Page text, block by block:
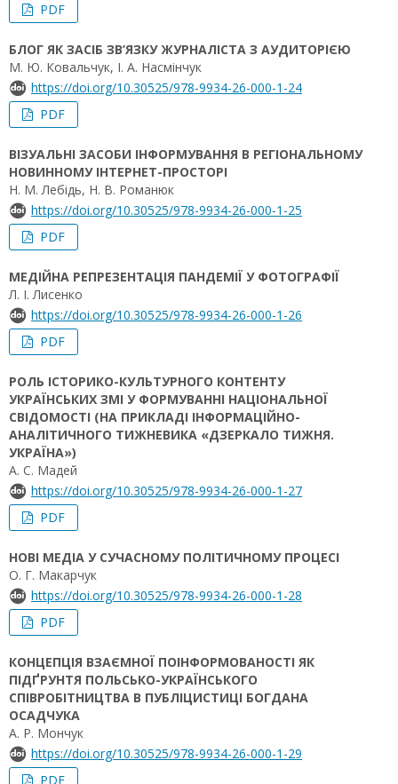
PDF
БЛОГ ЯК ЗАСІБ ЗВ’ЯЗКУ ЖУРНАЛІСТА З АУДИТОРІЄЮ
М. Ю. Ковальчук, І. А. Насмінчук
https://doi.org/10.30525/978-9934-26-000-1-24
PDF
ВІЗУАЛЬНІ ЗАСОБИ ІНФОРМУВАННЯ В РЕГІОНАЛЬНОМУ
НОВИННОМУ ІНТЕРНЕТ-ПРОСТОРІ
Н. М. Лебідь, Н. В. Романюк
https://doi.org/10.30525/978-9934-26-000-1-25
PDF
МЕДІЙНА РЕПРЕЗЕНТАЦІЯ ПАНДЕМІЇ У ФОТОГРАФІЇ
Л. І. Лисенко
https://doi.org/10.30525/978-9934-26-000-1-26
PDF
РОЛЬ ІСТОРИКО-КУЛЬТУРНОГО КОНТЕНТУ
УКРАЇНСЬКИХ ЗМІ У ФОРМУВАННІ НАЦІОНАЛЬНОЇ
СВІДОМОСТІ (НА ПРИКЛАДІ ІНФОРМАЦІЙНО-
АНАЛІТИЧНОГО ТИЖНЕВИКА «ДЗЕРКАЛО ТИЖНЯ.
УКРАЇНА»)
А. С. Мадей
https://doi.org/10.30525/978-9934-26-000-1-27
PDF
НОВІ МЕДІА У СУЧАСНОМУ ПОЛІТИЧНОМУ ПРОЦЕСІ
О. Г. Макарчук
https://doi.org/10.30525/978-9934-26-000-1-28
PDF
КОНЦЕПЦІЯ ВЗАЄМНОЇ ПОІНФОРМОВАНОСТІ ЯК
ПІДҐРУНТЯ ПОЛЬСЬКО-УКРАЇНСЬКОГО
СПІВРОБІТНИЦТВА В ПУБЛІЦИСТИЦІ БОГДАНА
ОСАДЧУКА
А. Р. Мончук
https://doi.org/10.30525/978-9934-26-000-1-29
PDF